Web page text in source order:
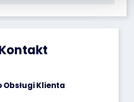
Twoich danych
Obsługi Klienta